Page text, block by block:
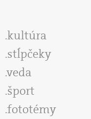
kultúra
stĺpčeky
veda
šport
fototémy